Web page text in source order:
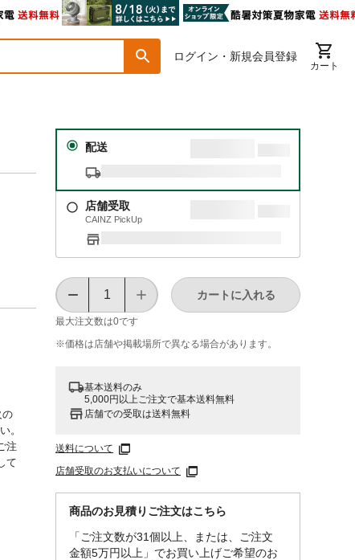
ログイン・新規会員登録
カート
配送
店舗受取
CAINZ PickUp
最大注文数は0です
カートに入れる
※価格は​店舗や​掲載場所で​異なる​場合が​あります。
基本送料のみ
5,000円以上ご注文で基本送料無料
店舗での受取は送料無料
送料について
店舗受取のお支払いについて
商品のお見積りご注文はこちら
「ご注文数が31個以上、または、ご注文
金額5万円以上」でお買い上げご希望のお
の
。
注
て